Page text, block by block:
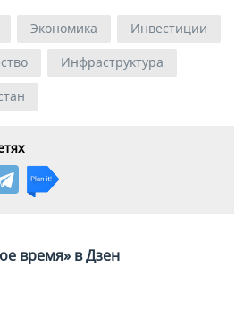
Экономика
Инвестиции
Инфраструктура
время» в Дзен